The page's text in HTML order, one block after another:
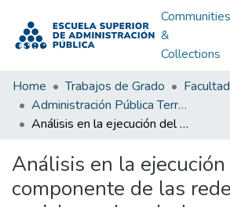
Communities
&
Collections
Home Trabajos de Grado
Administración Pública Territorial (APT)
Análisis en la ejecución del componente de las redes de apoyo social para la salud mental en jóvenes estudiantes de las Universidades Pedagógica y Tecnológica de Colombia y la Escuela Superior de Administración Pública de Tunja, en el marco de la Política Pública de Salud Mental y la Ley 1616 de 2013 durante el periodo 2023 a 2025
Análisis en la
componente de las